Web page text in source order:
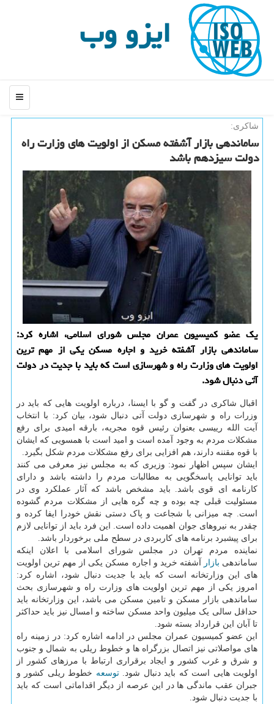
ایزو وب
منو
شاكری:
ساماندهی بازار آشفته مسكن از اولویت های وزارت راه
دولت سیزدهم باشد
یک عضو کمیسیون عمران مجلس شورای اسلامی، اشاره کرد:
ساماندهی بازار آشفته خرید و اجاره مسکن یکی از مهم ترین
اولویت های وزارت راه و شهرسازی است که باید با جدیت در دولت
آتی دنبال شود.
اقبال شاکری در گفت و گو با ایسنا، درباره اولویت هایی که باید در
وزرات راه و شهرسازی دولت آتی دنبال شود، بیان کرد: با انتخاب
آیت الله رییسی بعنوان رئیس قوه مجریه، بارقه امیدی برای رفع
مشکلات مردم به وجود آمده است و امید است با همسویی که ایشان
با قوه مقننه دارند، هم افزایی برای رفع مشکلات مردم شکل بگیرد.
ایشان سپس اظهار نمود: وزیری که به مجلس نیز معرفی می کنند
باید توانایی پاسخگویی به مطالبات مردم را داشته باشد و دارای
کارنامه ای قوی باشد. باید مشخص باشد که آثار عملکرد وی در
مسئولیت قبلی چه بوده و چه گره هایی از مشکلات مردم گشوده
است. چه میزانی با شجاعت و پاک دستی نقش خودرا ایفا کرده و
چقدر به نیروهای جوان اهمیت داده است. این فرد باید از توانایی لازم
برای پیشبرد برنامه های کاربردی در سطح ملی برخوردار باشد.
نماینده مردم تهران در مجلس شورای اسلامی با اعلان اینکه
ساماندهی بازار آشفته خرید و اجاره مسکن یکی از مهم ترین اولویت
های این وزارتخانه است که باید با جدیت دنبال شود، اشاره کرد:
امروز یکی از مهم ترین اولویت های وزارت راه و شهرسازی بحث
ساماندهی بازار مسکن و تامین مسکن می باشد، این وزارتخانه باید
حداقل سالی یک میلیون واحد مسکن ساخته و امسال نیز باید حداکثر
تا آبان این قرارداد بسته شود.
این عضو کمیسیون عمران مجلس در ادامه اشاره کرد: در زمینه راه
های مواصلاتی نیز اتصال بزرگراه ها و خطوط ریلی به شمال و جنوب
و شرق و غرب کشور و ایجاد برقراری ارتباط با مرزهای کشور از
اولویت هایی است که باید دنبال شود.توسعه خطوط ریلی کشور و
جبران عقب ماندگی ها در این عرصه از دیگر اقداماتی است که باید
با جدیت دنبال شود.